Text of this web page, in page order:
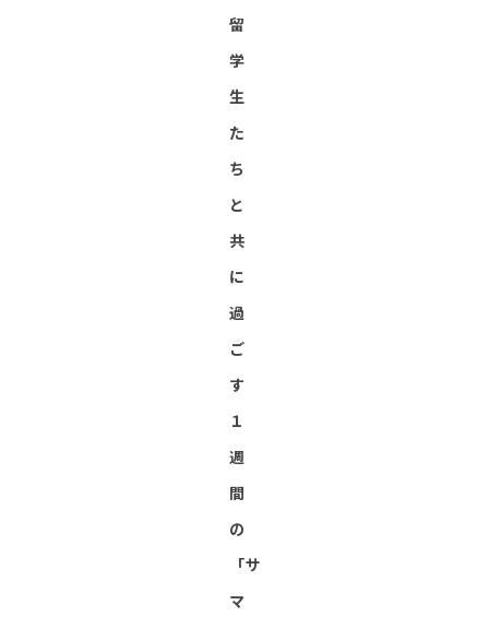
留
学
生
た
ち
と
共
に
過
ご
す
１
週
間
の
「サ
マ